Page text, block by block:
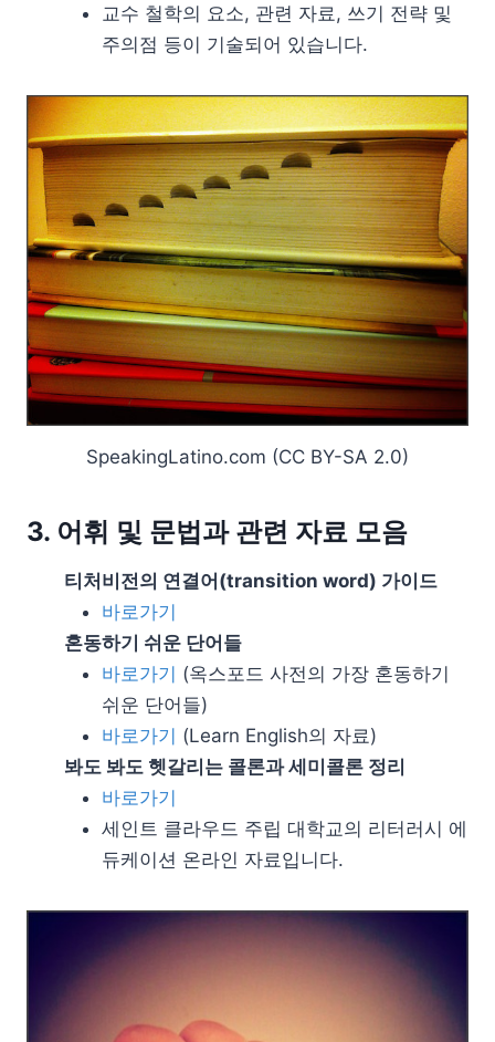
교수 철학의 요소, 관련 자료, 쓰기 전략 및
주의점 등이 기술되어 있습니다.
SpeakingLatino.com (CC BY-SA 2.0)
3. 어휘 및 문법과 관련 자료 모음
티처비전의 연결어(transition word) 가이드
바로가기
혼동하기 쉬운 단어들
바로가기 (옥스포드 사전의 가장 혼동하기
쉬운 단어들)
바로가기 (Learn English의 자료)
봐도 봐도 헷갈리는 콜론과 세미콜론 정리
바로가기
세인트 클라우드 주립 대학교의 리터러시 에
듀케이션 온라인 자료입니다.